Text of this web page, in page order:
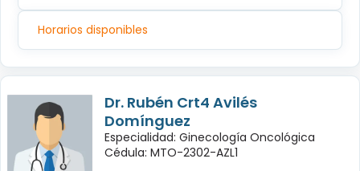
Horarios disponibles
Dr. Rubén Crt4 Avilés
Domínguez
Especialidad: Ginecología Oncológica
Cédula: MTO-2302-AZL1